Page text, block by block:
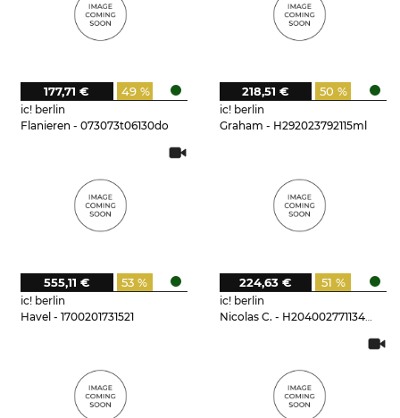
ic! berlin
Flanieren - 073073t06130do
49 %
177,71 €
ic! berlin
Graham - H292023792115ml
50 %
218,51 €
ic! berlin
Havel - 1700201731521
53 %
555,11 €
ic! berlin
Nicolas C. - H204002771134mi
51 %
224,63 €